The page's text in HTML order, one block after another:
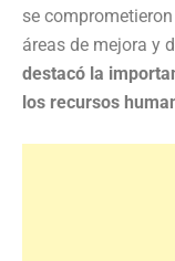
se
áreas de mejora y
destacó la
los recursos